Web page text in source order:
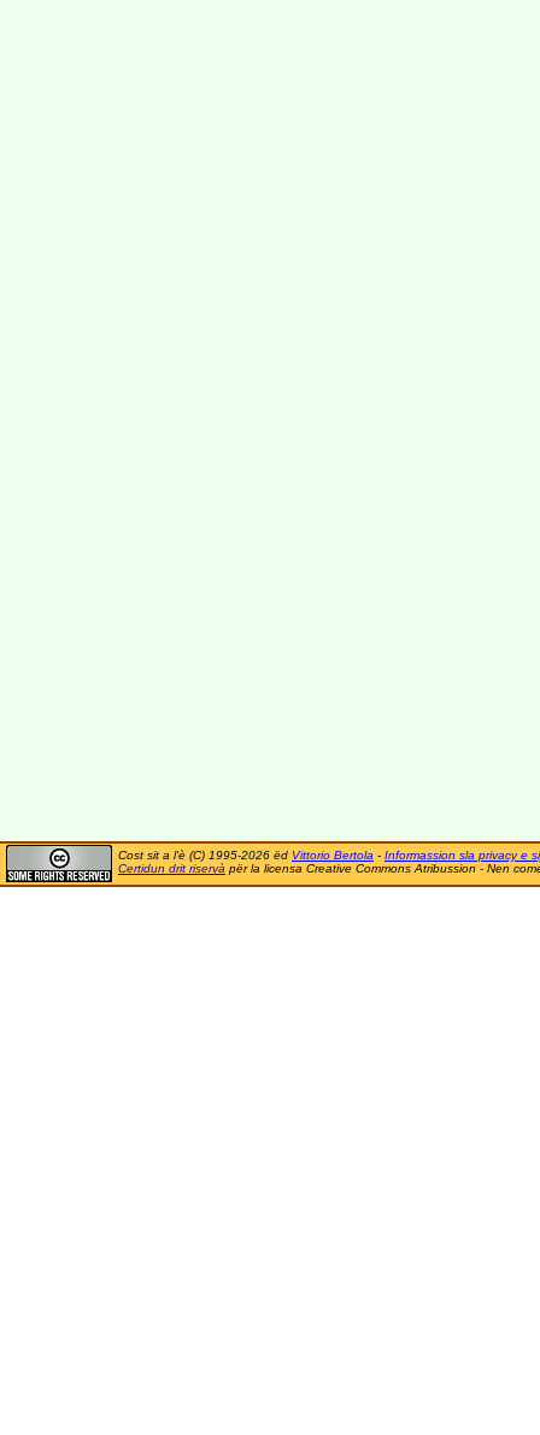
Cost sit a l'è (C) 1995-2026 ëd Vittorio Bertola - Informassion sla privacy e
Certidun drit riservà për la licensa Creative Commons Atribussion - Nen